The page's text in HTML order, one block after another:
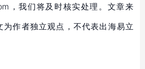
，我们将及时核实处理。文章来
为作者独立观点，不代表出海易立